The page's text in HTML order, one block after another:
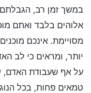
במשך זמן רב,
אלוהים בלבד ואתם
מסויימת. אינכם
יותר, ומראים כי לב
על אף שעבודת האדם,
טמאים פחות, בכל